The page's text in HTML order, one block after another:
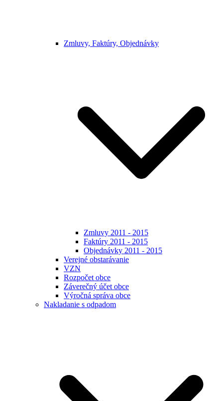
Zmluvy, Faktúry, Objednávky
Zmluvy 2011 - 2015
Faktúry 2011 - 2015
Objednávky 2011 - 2015
Verejné obstarávanie
VZN
Rozpočet obce
Záverečný účet obce
Výročná správa obce
Nakladanie s odpadom